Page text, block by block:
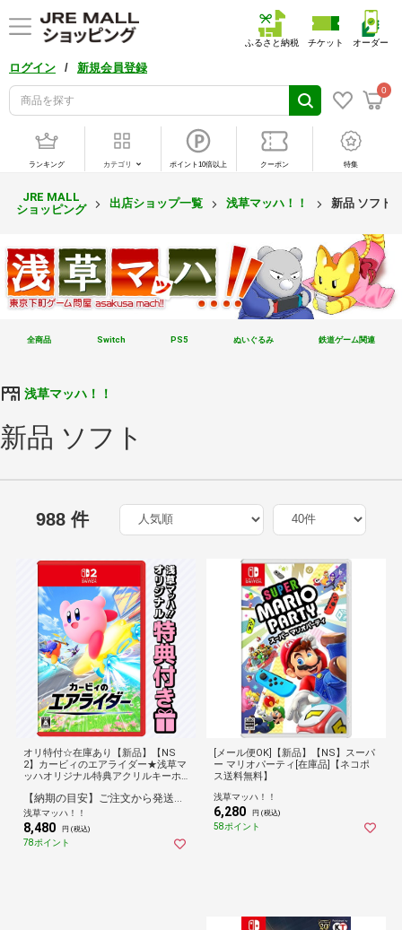
ログイン / 新規会員登録
0
ふるさと納税 チケット オーダー
ランキング カテゴリ ポイント10倍以上 クーポン 特集
JRE MALL
ショッピング
出店ショップ一覧 浅草マッハ！！ 新品 ソフト
全商品 Switch PS5 ぬいぐるみ 鉄道ゲーム関連
浅草マッハ！！
新品 ソフト
988 件
オリ特付☆在庫あり【新品】【NS
2】カービィのエアライダー★浅草マ
ッハオリジナル特典アクリルキーホ
【納期の目安】ご注文から発送まで[1営業日※在庫品]お時間がかかります
浅草マッハ！！
8,480 円 (税込)
78ポイント
[メール便OK]【新品】【NS】スーパ
ー マリオパーティ[在庫品]【ネコポ
ス送料無料】
浅草マッハ！！
6,280 円 (税込)
58ポイント